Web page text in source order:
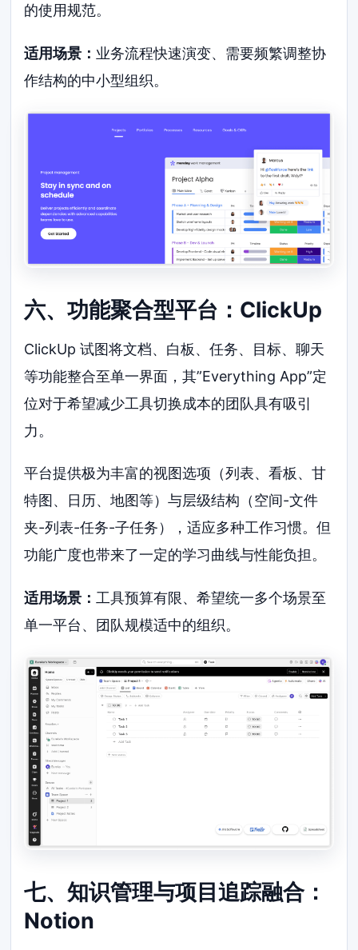
的使用规范。
适用场景： 业务流程快速演变、需要频繁调整协
作结构的中小型组织。
六、功能聚合型平台：ClickUp
ClickUp 试图将文档、白板、任务、目标、聊天
等功能整合至单一界面，其”Everything App”定
位对于希望减少工具切换成本的团队具有吸引
力。
平台提供极为丰富的视图选项（列表、看板、甘
特图、日历、地图等）与层级结构（空间-文件
夹-列表-任务-子任务），适应多种工作习惯。但
功能广度也带来了一定的学习曲线与性能负担。
适用场景：工具预算有限、希望统一多个场景至
单一平台、团队规模适中的组织。
七、知识管理与项目追踪融合：
Notion